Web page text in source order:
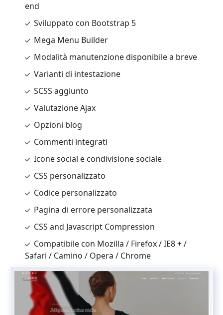
end
Sviluppato con Bootstrap 5
Mega Menu Builder
Modalità manutenzione disponibile a breve
Varianti di intestazione
SCSS aggiunto
Valutazione Ajax
Opzioni blog
Commenti integrati
Icone social e condivisione sociale
CSS personalizzato
Codice personalizzato
Pagina di errore personalizzata
CSS and Javascript Compression
Compatibile con Mozilla / Firefox / IE8 + /
Safari / Camino / Opera / Chrome